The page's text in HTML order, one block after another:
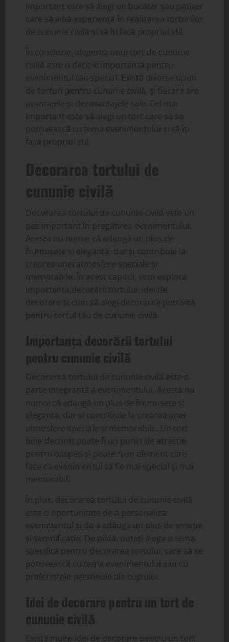
important este să alegi un bucătar sau patiser
care să aibă experiență în realizarea torturilor
de cununie civilă și să îți facă propriul stil.
În concluzie, alegerea unui tort de cununie
civilă este o decizie importantă pentru
evenimentul tău special. Există diverse tipuri
de torturi pentru cununie civilă, și fiecare are
avantajele și dezavantajele sale. Cel mai
important este să alegi un tort care să se
potrivească cu tema evenimentului și să îți
facă propriul stil.
Decorarea tortului de
cununie civilă
Decorarea tortului de cununie civilă este un
pas important în pregătirea evenimentului.
Acesta nu numai că adaugă un plus de
frumusețe și eleganță, dar și contribuie la
crearea unei atmosfere speciale și
memorabile. În acest capitol, vom explora
importanța decorării tortului, idei de
decorare și cum să alegi decorarea potrivită
pentru tortul tău de cununie civilă.
Importanța decorării tortului
pentru cununie civilă
Decorarea tortului de cununie civilă este o
parte integrantă a evenimentului. Acesta nu
numai că adaugă un plus de frumusețe și
eleganță, dar și contribuie la crearea unei
atmosfere speciale și memorabile. Un tort
bine decorat poate fi un punct de atracție
pentru oaspeți și poate fi un element care
face ca evenimentul să fie mai special și mai
memorabil.
În plus, decorarea tortului de cununie civilă
este o oportunitate de a personaliza
evenimentul și de a adăuga un plus de emoție
și semnificație. De pildă, puteți alege o temă
specifică pentru decorarea tortului, care să se
potrivească cu tema evenimentului sau cu
preferințele personale ale cuplului.
Idei de decorare pentru un tort de
cununie civilă
Există multe idei de decorare pentru un tort